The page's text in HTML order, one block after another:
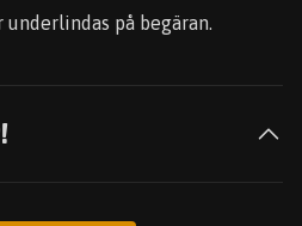
underlindas på begäran.